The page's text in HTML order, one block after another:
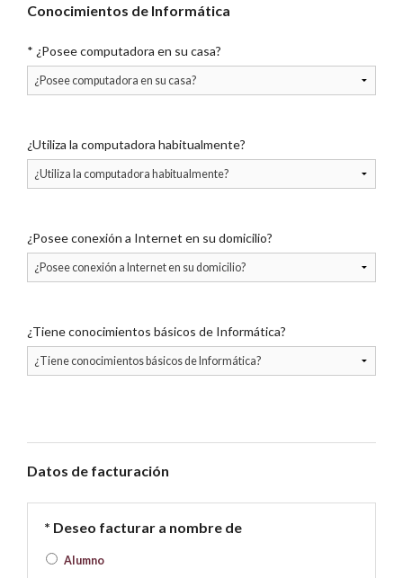
Conocimientos de Informática
* ¿Posee computadora en su casa?
¿Utiliza la computadora habitualmente?
¿Posee conexión a Internet en su domicilio?
¿Tiene conocimientos básicos de Informática?
Datos de facturación
* Deseo facturar a nombre de
Alumno